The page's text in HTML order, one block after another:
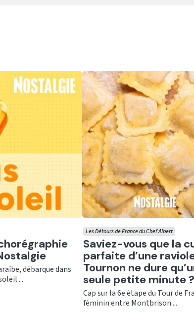
débarque dans
...
Ecouter
Saviez-vous que la
parfaite d’une
Tournon ne dure
seule petite minute ?
Les Détours de France du Chef Albert
Cap sur la 6e étape du Tour de
féminin entre Montbrison ...